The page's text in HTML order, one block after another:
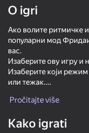
Friday Night Funkin'
O igri
Ако волите ритмичке
популарни мод
вас.
Изаберите ову игру и
Изаберите који
или тежак.
Pročitajte više
Kako igrati